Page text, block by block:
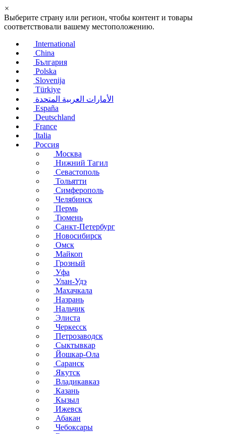
×
Выберите страну или регион, чтобы контент и товары
соответствовали вашему местоположению.
International
China
България
Polska
Slovenija
Türkiye
الأمارات العربية المتحدة
España
Deutschland
France
Italia
Россия
Москва
Нижний Тагил
Севастополь
Тольятти
Симферополь
Челябинск
Пермь
Тюмень
Санкт-Петербург
Новосибирск
Омск
Майкоп
Грозный
Уфа
Улан-Удэ
Махачкала
Назрань
Нальчик
Элиста
Черкесск
Петрозаводск
Сыктывкар
Йошкар-Ола
Саранск
Якутск
Владикавказ
Казань
Кызыл
Ижевск
Абакан
Чебоксары